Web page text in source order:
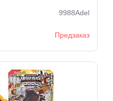
9988Adel
Предзаказ